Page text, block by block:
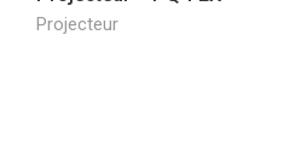
Projecteur